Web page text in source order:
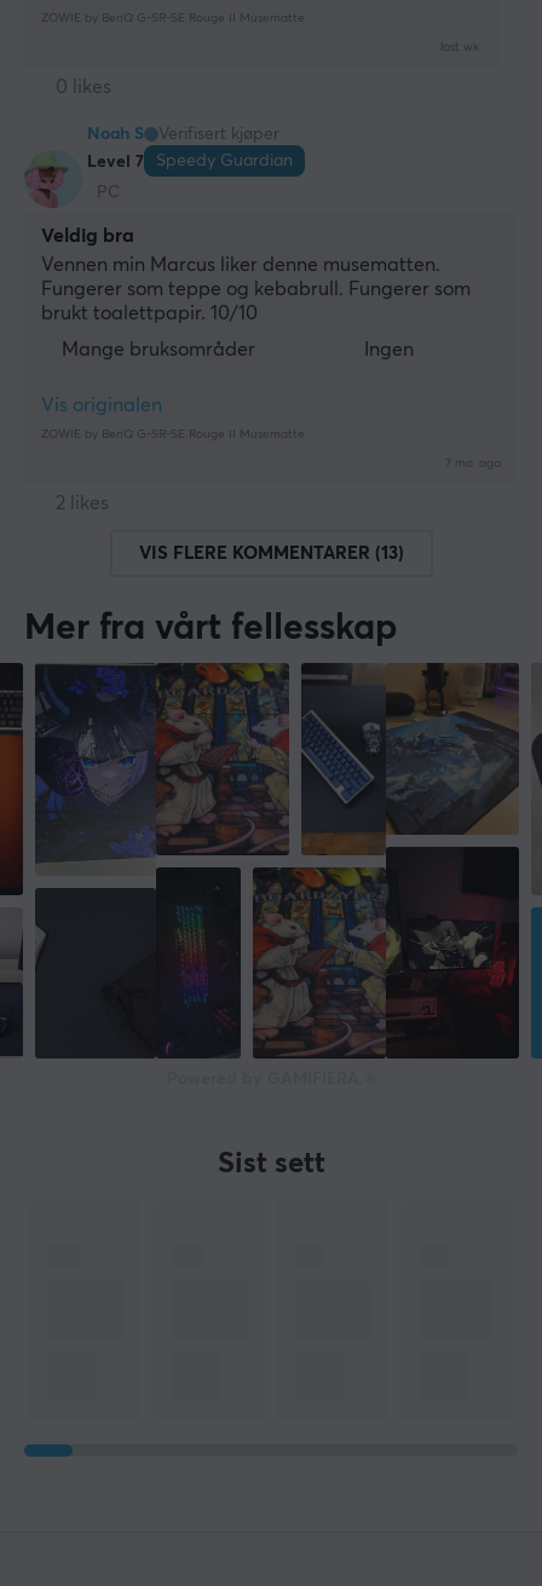
ZOWIE by BenQ G-SR-SE Rouge II Musematte
last wk.
0 likes
Noah S
Verifisert kjøper
Level 7
Speedy Guardian
PC
Veldig bra
Vennen min Marcus liker denne musematten.
Fungerer som teppe og kebabrull. Fungerer som
brukt toalettpapir. 10/10
Mange bruksområder
Ingen
Vis originalen
ZOWIE by BenQ G-SR-SE Rouge II Musematte
7 mo. ago
2 likes
VIS FLERE KOMMENTARER (13)
Mer fra vårt fellesskap
Sist sett